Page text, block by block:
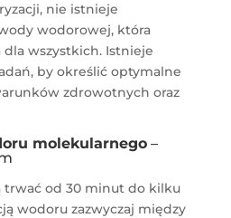
nie istnieje
wodorowej, która
wszystkich. Istnieje
by określić optymalne
zdrowotnych oraz
molekularnego–
trwać od 30 minut do kilku
wodoru zazwyczaj między